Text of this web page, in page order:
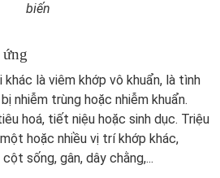
biến
là viêm khớp vô khuẩn, là tình
nhiễm trùng hoặc nhiễm khuẩn.
hoá, tiết niệu hoặc sinh dục. Triệu
hoặc nhiều vị trí khớp khác,
sống, gân, dây chằng,...